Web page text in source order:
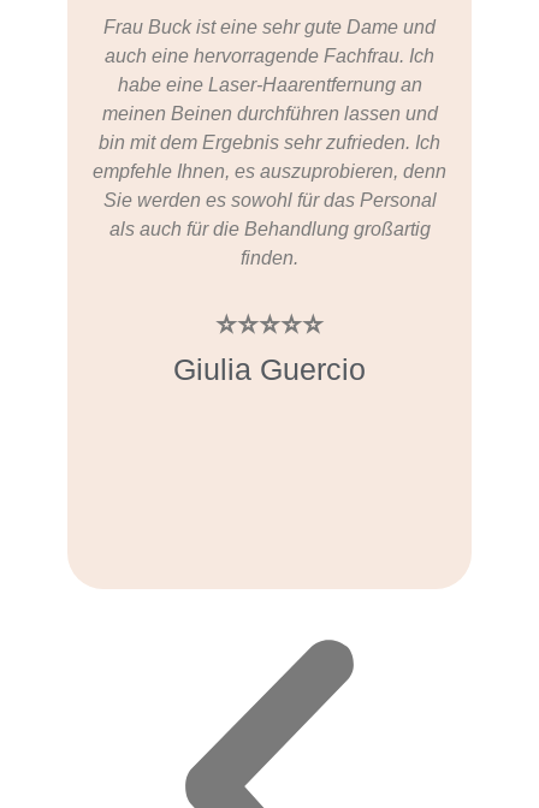
Frau Buck ist eine sehr gute Dame und
auch eine hervorragende Fachfrau. Ich
habe eine Laser-Haarentfernung an
meinen Beinen durchführen lassen und
bin mit dem Ergebnis sehr zufrieden. Ich
empfehle Ihnen, es auszuprobieren, denn
Sie werden es sowohl für das Personal
als auch für die Behandlung großartig
finden.
⭐️⭐️⭐️⭐️⭐️
Giulia Guercio